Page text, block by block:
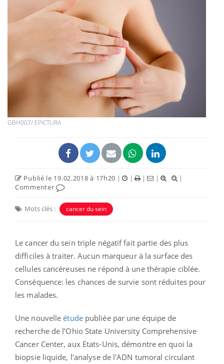
GBH007/ EPICTURA
Publié le 19.02.2018 à 17h20 | | | |
|
Commenter
Mots clés : cancer du sein
Le cancer du sein triple négatif fait partie des plus
difficiles à traiter. Aucun marqueur à la surface des
cellules cancéreuses ne répond à une thérapie ciblée.
Conséquence: les chances de survie sont réduites pour
les malades.
Une nouvelleétudepubliée par une équipe de
recherche de l’Ohio State University Comprehensive
Cancer Center, aux Etats-Unis, démontre en quoi la
biopsie liquide, l'analyse de l'ADN tumoral circulant